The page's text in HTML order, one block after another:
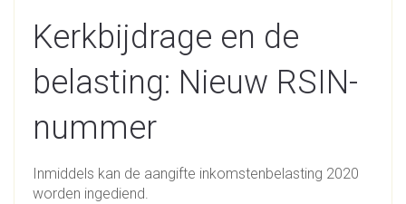
Kerkbijdrage en de
belasting: Nieuw RSIN-
nummer
Inmiddels kan de aangifte inkomstenbelasting 2020
worden ingediend.